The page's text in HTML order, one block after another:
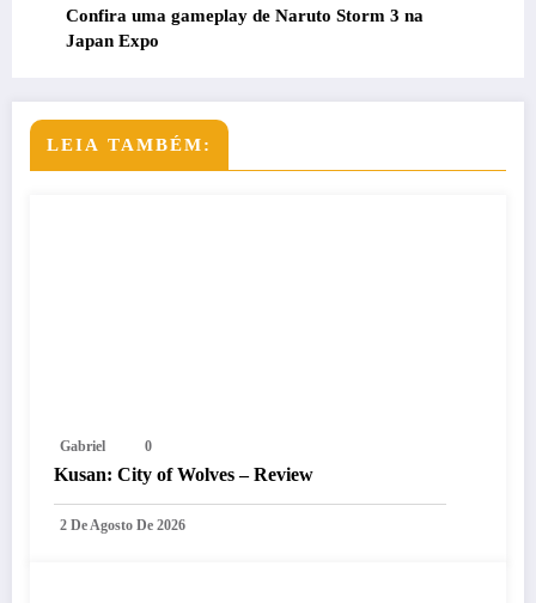
Confira uma gameplay de Naruto Storm 3 na
Japan Expo
LEIA TAMBÉM:
Gabriel 0
Kusan: City of Wolves – Review
2 De Agosto De 2026